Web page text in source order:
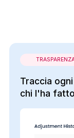
Traccia
chi l'ha